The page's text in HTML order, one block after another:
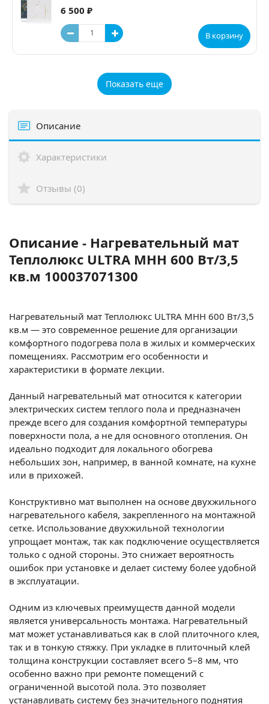
6 500 ₽
В корзину
Показать еще
Описание
Характеристики
Отзывы (0)
Описание - Нагревательный мат
Теплолюкс ULTRA МНН 600 Вт/3,5
кв.м 100037071300
Нагревательный мат Теплолюкс ULTRA МНН 600 Вт/3,5
кв.м — это современное решение для организации
комфортного подогрева пола в жилых и коммерческих
помещениях. Рассмотрим его особенности и
характеристики в формате лекции.
Данный нагревательный мат относится к категории
электрических систем теплого пола и предназначен
прежде всего для создания комфортной температуры
поверхности пола, а не для основного отопления. Он
идеально подходит для локального обогрева
небольших зон, например, в ванной комнате, на кухне
или в прихожей.
Конструктивно мат выполнен на основе двухжильного
нагревательного кабеля, закрепленного на монтажной
сетке. Использование двухжильной технологии
упрощает монтаж, так как подключение осуществляется
только с одной стороны. Это снижает вероятность
ошибок при установке и делает систему более удобной
в эксплуатации.
Одним из ключевых преимуществ данной модели
является универсальность монтажа. Нагревательный
мат может устанавливаться как в слой плиточного клея,
так и в тонкую стяжку. При укладке в плиточный клей
толщина конструкции составляет всего 5–8 мм, что
особенно важно при ремонте помещений с
ограниченной высотой пола. Это позволяет
устанавливать систему без значительного поднятия